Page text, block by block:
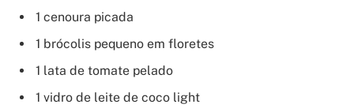
1 cenoura picada
1 brócolis pequeno em floretes
1 lata de tomate pelado
1 vidro de leite de coco light